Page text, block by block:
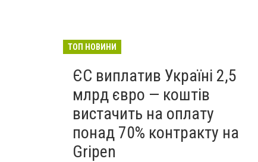
ТОП НОВИНИ
ЄС виплатив Україні 2,5
млрд євро — коштів
вистачить на оплату
понад 70% контракту на
Gripen